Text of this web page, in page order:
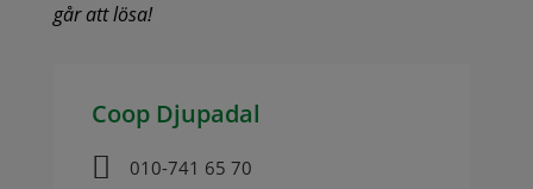
går att lösa!
Coop Djupadal
 010-741 65 70